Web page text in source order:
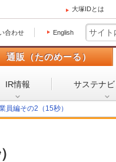
大塚IDとは
合わせ English
通販（たのめーる）
IR情報 サステナビ
編その2（15秒）